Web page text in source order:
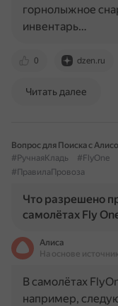
0 dzen.ru
горнолыжное
инвентарь…
Читать далее
Вопрос для Поиска с
#РучнаяКладь
#FlyOne
#ПравилаПровоза
Что разрешено
самолётах Fly
Алиса
На основе
В самолётах
например,